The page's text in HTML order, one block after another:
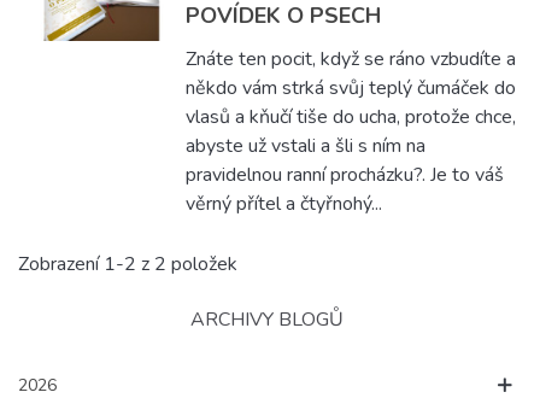
ARCHIVY BLOGŮ
2026
POVÍDEK O PSECH
Znáte ten pocit, když se ráno vzbudíte a
někdo vám strká svůj teplý čumáček do
vlasů a kňučí tiše do ucha, protože chce,
abyste už vstali a šli s ním na
pravidelnou ranní procházku?. Je to váš
věrný přítel a čtyřnohý...
Zobrazení 1-2 z 2 položek